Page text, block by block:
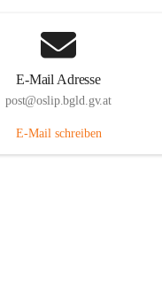
E-Mail Adresse
post@oslip.bgld.gv.at
E-Mail schreiben